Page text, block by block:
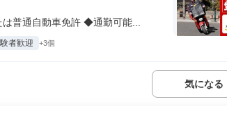
普通自動車免許 ◆通勤可能...
者歓迎 +3個
気になる